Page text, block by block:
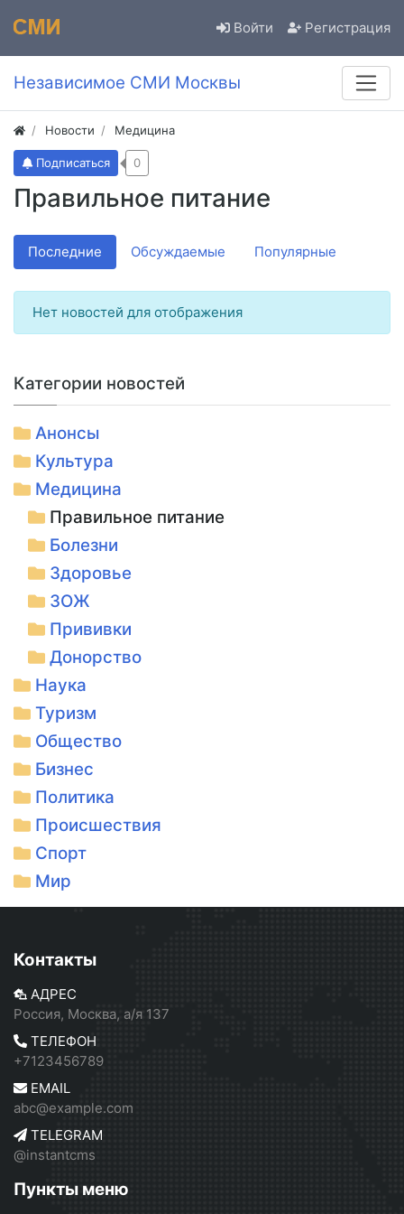
Войти Регистрация
Независимое СМИ Москвы
Новости Медицина
Правильное питание
Подписаться 0
Последние Обсуждаемые Популярные
Нет новостей для отображения
Категории новостей
Анонсы
Культура
Медицина
Правильное питание
Болезни
Здоровье
ЗОЖ
Прививки
Донорство
Наука
Туризм
Общество
Бизнес
Политика
Происшествия
Спорт
Мир
Контакты
АДРЕС
Россия, Москва, а/я 137
ТЕЛЕФОН
+7123456789
EMAIL
abc@example.com
TELEGRAM
@instantcms
Пункты меню